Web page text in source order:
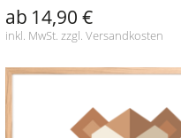
ab 14,90 €
inkl. MwSt. zzgl. Versandkosten